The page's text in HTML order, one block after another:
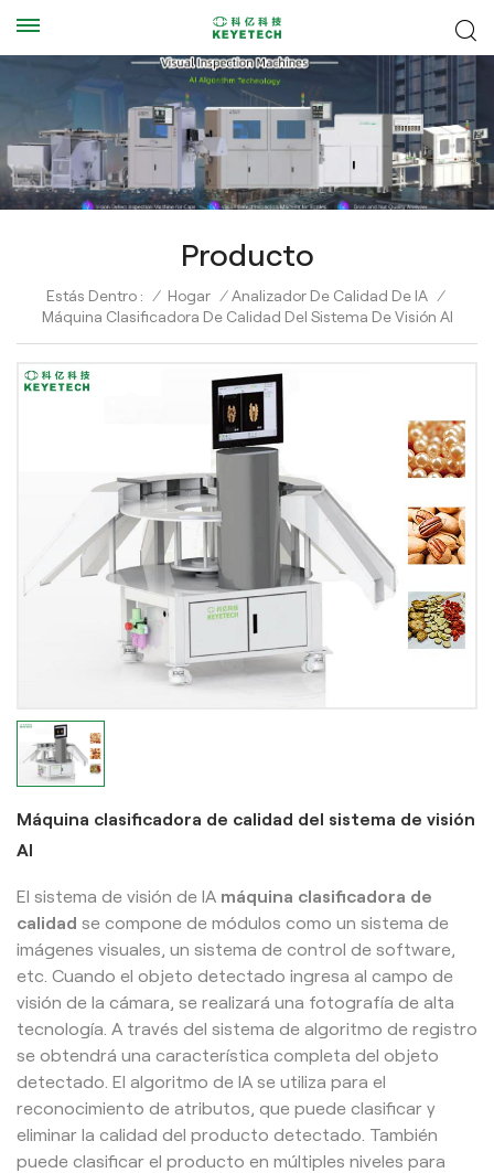
Producto
Estás Dentro : / Hogar / Analizador De Calidad De IA /
Máquina Clasificadora De Calidad Del Sistema De Visión AI
Máquina clasificadora de calidad del sistema de visión
AI
El sistema de visión de IA máquina clasificadora de
calidad se compone de módulos como un sistema de
imágenes visuales, un sistema de control de software,
etc. Cuando el objeto detectado ingresa al campo de
visión de la cámara, se realizará una fotografía de alta
tecnología. A través del sistema de algoritmo de registro
se obtendrá una característica completa del objeto
detectado. El algoritmo de IA se utiliza para el
reconocimiento de atributos, que puede clasificar y
eliminar la calidad del producto detectado. También
puede clasificar el producto en múltiples niveles para